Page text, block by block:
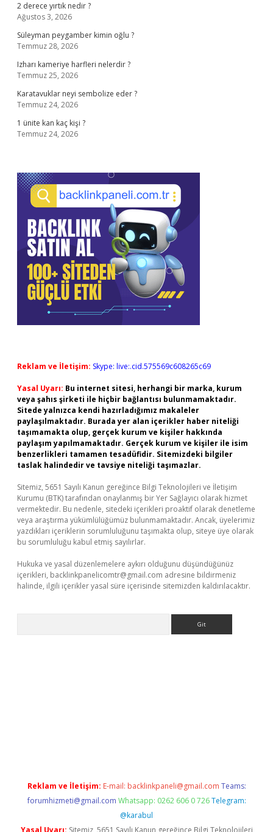
2 derece yırtık nedir ?
Ağustos 3, 2026
Süleyman peygamber kimin oğlu ?
Temmuz 28, 2026
Izharı kameriye harfleri nelerdir ?
Temmuz 25, 2026
Karatavuklar neyi sembolize eder ?
Temmuz 24, 2026
1 ünite kan kaç kişi ?
Temmuz 24, 2026
Reklam ve İletişim: Skype: live:.cid.575569c608265c69
Yasal Uyarı: Bu internet sitesi, herhangi bir marka, kurum
veya şahıs şirketi ile hiçbir bağlantısı bulunmamaktadır.
Sitede yalnızca kendi hazırladığımız makaleler
paylaşılmaktadır. Burada yer alan içerikler haber niteliği
taşımamakta olup, gerçek kurum ve kişiler hakkında
paylaşım yapılmamaktadır. Gerçek kurum ve kişiler ile isim
benzerlikleri tamamen tesadüfidir. Sitemizdeki bilgiler
taslak halindedir ve tavsiye niteliği taşımazlar.
Sitemiz, 5651 Sayılı Kanun gereğince Bilgi Teknolojileri ve İletişim
Kurumu (BTK) tarafından onaylanmış bir Yer Sağlayıcı olarak hizmet
vermektedir. Bu nedenle, sitedeki içerikleri proaktif olarak denetleme
veya araştırma yükümlülüğümüz bulunmamaktadır. Ancak, üyelerimiz
yazdıkları içeriklerin sorumluluğunu taşımakta olup, siteye üye olarak
bu sorumluluğu kabul etmiş sayılırlar.
Hukuka ve yasal düzenlemelere aykırı olduğunu düşündüğünüz
içerikleri, backlinkpanelicomtr@gmail.com adresine bildirmeniz
halinde, ilgili içerikler yasal süre içerisinde sitemizden kaldırılacaktır.
Reklam ve İletişim: E-mail: backlinkpaneli@gmail.com Teams:
forumhizmeti@gmail.com Whatsapp: 0262 606 0 726 Telegram:
@karabul
Yasal Uyarı: Sitemiz, 5651 Sayılı Kanun gereğince Bilgi Teknolojileri